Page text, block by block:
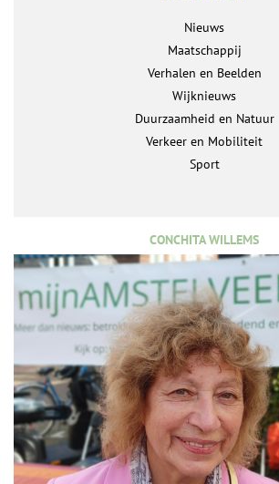
Nieuws
Maatschappij
Verhalen en Beelden
Wijknieuws
Duurzaamheid en Natuur
Verkeer en Mobiliteit
Sport
CONCHITA WILLEMS